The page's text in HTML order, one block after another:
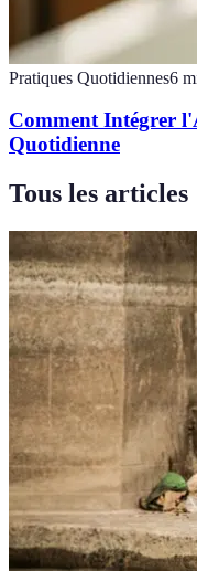
Pratiques Quotidiennes6
Comment Intégrer
Quotidienne
Tous les articles